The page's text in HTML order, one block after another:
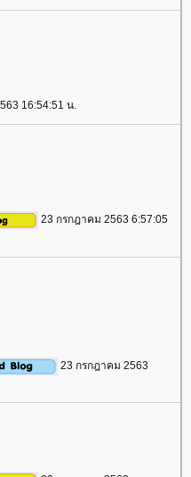
16:54:51 น.
23 กรกฎาคม 2563 6:57:05
23 กรกฎาคม 2563